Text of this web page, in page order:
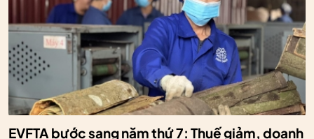
EVFTA bước sang năm thứ 7: Thuế giảm, doanh